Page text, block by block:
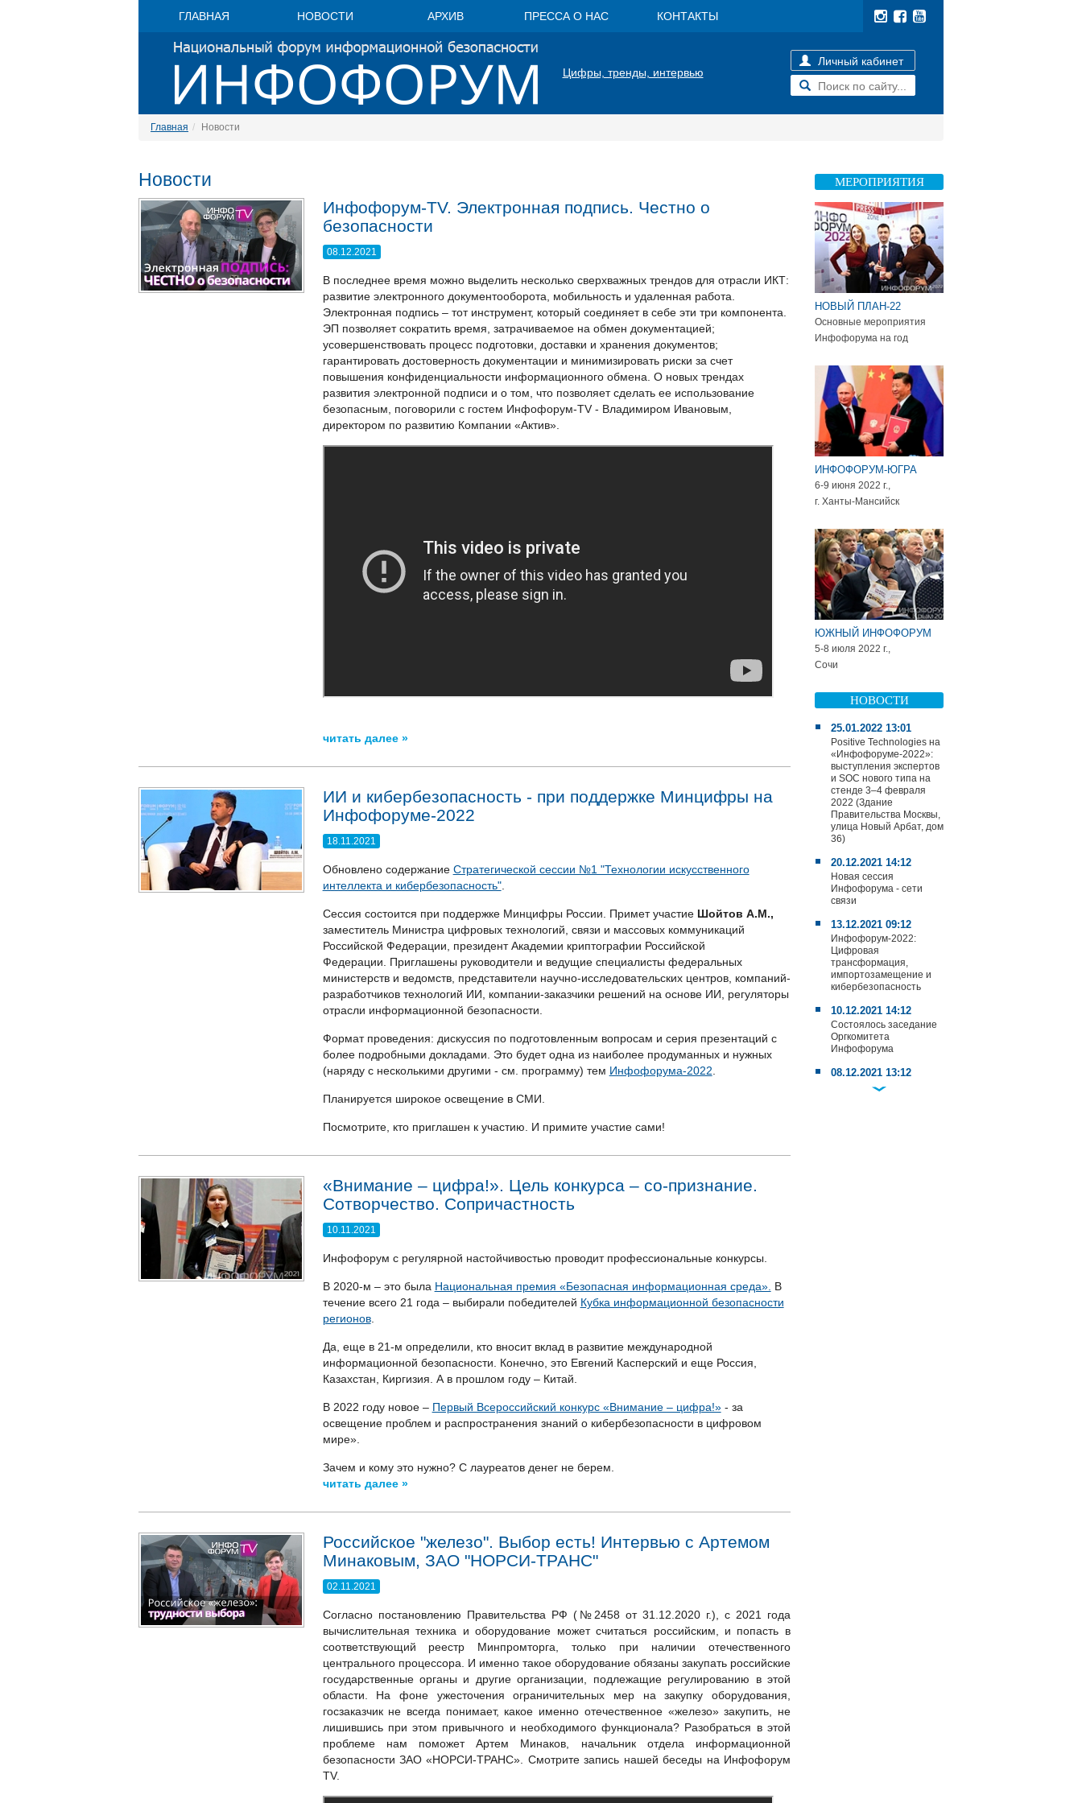
ГЛАВНАЯ НОВОСТИ АРХИВ ПРЕССА О НАС КОНТАКТЫ
Цифры, тренды, интервью
Личный кабинет
Главная Новости
Новости
Инфофорум-TV. Электронная подпись. Честно о
безопасности
08.12.2021
В последнее время можно выделить несколько сверхважных трендов для отрасли ИКТ:
развитие электронного документооборота, мобильность и удаленная работа.
Электронная подпись – тот инструмент, который соединяет в себе эти три компонента.
ЭП позволяет сократить время, затрачиваемое на обмен документацией;
усовершенствовать процесс подготовки, доставки и хранения документов;
гарантировать достоверность документации и минимизировать риски за счет
повышения конфиденциальности информационного обмена. О новых трендах
развития электронной подписи и о том, что позволяет сделать ее использование
безопасным, поговорили с гостем Инфофорум-TV - Владимиром Ивановым,
директором по развитию Компании «Актив».
читать далее »
ИИ и кибербезопасность - при поддержке Минцифры на
Инфофоруме-2022
18.11.2021
Обновлено содержание Стратегической сессии №1 "Технологии искусственного
интеллекта и кибербезопасность".
Сессия состоится при поддержке Минцифры России. Примет участие Шойтов А.М.,
заместитель Министра цифровых технологий, связи и массовых коммуникаций
Российской Федерации, президент Академии криптографии Российской
Федерации. Приглашены руководители и ведущие специалисты федеральных
министерств и ведомств, представители научно-исследовательских центров, компаний-
разработчиков технологий ИИ, компании-заказчики решений на основе ИИ, регуляторы
отрасли информационной безопасности.
Формат проведения: дискуссия по подготовленным вопросам и серия презентаций с
более подробными докладами. Это будет одна из наиболее продуманных и нужных
(наряду с несколькими другими - см. программу) тем Инфофорума-2022
Планируется широкое освещение в СМИ.
Посмотрите, кто приглашен к участию. И примите участие сами!
«Внимание – цифра!». Цель конкурса – со-признание.
Сотворчество. Сопричастность
10.11.2021
Инфофорум с регулярной настойчивостью проводит профессиональные конкурсы.
В 2020-м – это была Национальная премия «Безопасная информационная среда». В
течение всего 21 года – выбирали победителей Кубка информационной безопасности
регионов.
Да, еще в 21-м определили, кто вносит вклад в развитие международной
информационной безопасности. Конечно, это Евгений Касперский и еще Россия,
Казахстан, Киргизия. А в прошлом году – Китай.
В 2022 году новое – Первый Всероссийский конкурс «Внимание – цифра!»- за
освещение проблем и распространения знаний о кибербезопасности в цифровом
мире».
Зачем и кому это нужно? С лауреатов денег не берем.
читать далее »
Российское "железо". Выбор есть! Интервью с Артемом
Минаковым, ЗАО "НОРСИ-ТРАНС"
02.11.2021
Согласно постановлению Правительства РФ (№2458 от 31.12.2020 г.), с 2021 года
вычислительная техника и оборудование может считаться российским, и попасть в
соответствующий реестр Минпромторга, только при наличии отечественного
центрального процессора. И именно такое оборудование обязаны закупать российские
государственные органы и другие организации, подлежащие регулированию в этой
области. На фоне ужесточения ограничительных мер на закупку оборудования,
госзаказчик не всегда понимает, какое именно отечественное «железо» закупить, не
лишившись при этом привычного и необходимого функционала? Разобраться в этой
проблеме нам поможет Артем Минаков, начальник отдела информационной
безопасности ЗАО «НОРСИ-ТРАНС». Смотрите запись нашей беседы на Инфофорум
TV.
МЕРОПРИЯТИЯ
НОВЫЙ ПЛАН-22
Основные мероприятия
Инфофорума на год
ИНФОФОРУМ-ЮГРА
6-9 июня 2022 г.,
г. Ханты-Мансийск
ЮЖНЫЙ ИНФОФОРУМ
5-8 июля 2022 г.,
Сочи
НОВОСТИ
25.01.2022 13:01
Positive Technologies на
«Инфофоруме-2022»:
выступления экспертов
и SOC нового типа на
стенде 3–4 февраля
2022 (Здание
Правительства Москвы,
улица Новый Арбат, дом
36)
20.12.2021 14:12
Новая сессия
Инфофорума - сети
связи
13.12.2021 09:12
Инфофорум-2022:
Цифровая
трансформация,
импортозамещение и
кибербезопасность
10.12.2021 14:12
Состоялось заседание
Оргкомитета
Инфофорума
08.12.2021 13:12
Облака – новая тема